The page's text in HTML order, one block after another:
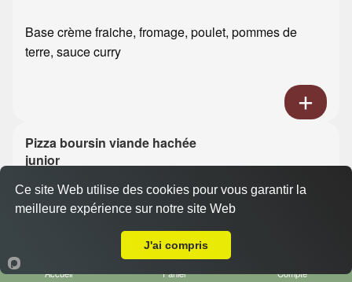
Base crème fraiche, fromage, poulet, pommes de
terre, sauce curry
Pizza boursin viande hachée
junior
7.50 €
Base crème fraiche, fromage, viande hachée, boursin
Accueil Panier Compte
Ce site Web utilise des cookies pour vous garantir la
meilleure expérience sur notre site Web
J'ai compris